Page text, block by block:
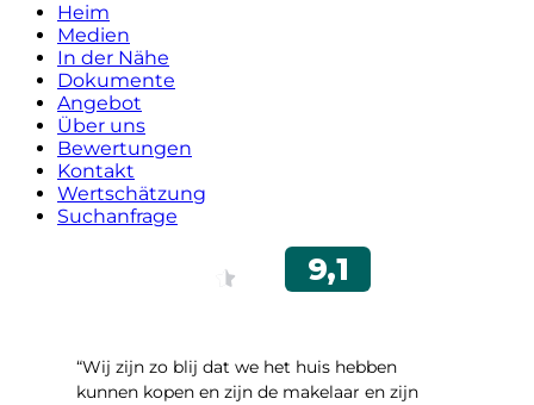
Heim
Medien
In der Nähe
Dokumente
Angebot
Über uns
Bewertungen
Kontakt
Wertschätzung
Suchanfrage
“Wij zijn zo blij dat we het huis hebben
kunnen kopen en zijn de makelaar en zijn